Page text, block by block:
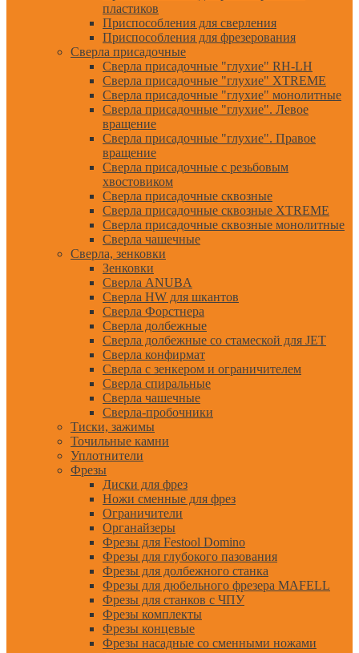
пластиков
Приспособления для сверления
Приспособления для фрезерования
Сверла присадочные
Сверла присадочные "глухие" RH-LH
Сверла присадочные "глухие" XTREME
Сверла присадочные "глухие" монолитные
Сверла присадочные "глухие". Левое
вращение
Сверла присадочные "глухие". Правое
вращение
Сверла присадочные с резьбовым
хвостовиком
Сверла присадочные сквозные
Сверла присадочные сквозные XTREME
Сверла присадочные сквозные монолитные
Сверла чашечные
Сверла, зенковки
Зенковки
Сверла ANUBA
Сверла HW для шкантов
Сверла Форстнера
Сверла долбежные
Сверла долбежные со стамеской для JET
Сверла конфирмат
Сверла с зенкером и ограничителем
Сверла спиральные
Сверла чашечные
Сверла-пробочники
Тиски, зажимы
Точильные камни
Уплотнители
Фрезы
Диски для фрез
Ножи сменные для фрез
Ограничители
Органайзеры
Фрезы для Festool Domino
Фрезы для глубокого пазования
Фрезы для долбежного станка
Фрезы для дюбельного фрезера MAFELL
Фрезы для станков с ЧПУ
Фрезы комплекты
Фрезы концевые
Фрезы насадные со сменными ножами